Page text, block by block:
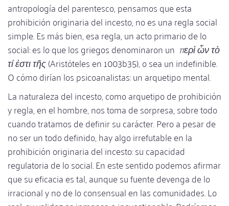
antropología del parentesco, pensamos que esta
prohibición originaria del incesto, no es una regla social
simple. Es más bien, esa regla, un acto primario de lo
social: es lo que los griegos denominaron un περὶ ὧν τὸ
τί ἐστι τῆς(Aristóteles en 1003b35), o sea un indefinible.
O cómo dirían los psicoanalistas: un arquetipo mental.
La naturaleza del incesto, como arquetipo de prohibición
y regla, en el hombre, nos toma de sorpresa, sobre todo
cuando tratamos de definir su carácter. Pero a pesar de
no ser un todo definido, hay algo irrefutable en la
prohibición originaria del incesto: su capacidad
regulatoria de lo social. En este sentido podemos afirmar
que su eficacia es tal, aunque su fuente devenga de lo
irracional y no de lo consensual en las comunidades. Lo